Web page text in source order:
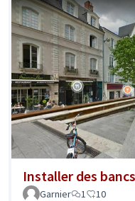
Installer des
Garnier
1 10